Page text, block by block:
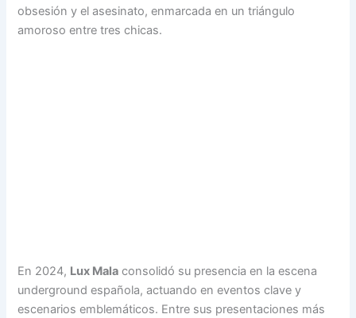
obsesión y el asesinato, enmarcada en un triángulo
amoroso entre tres chicas.
En 2024, Lux Mala consolidó su presencia en la escena
underground española, actuando en eventos clave y
escenarios emblemáticos. Entre sus presentaciones más